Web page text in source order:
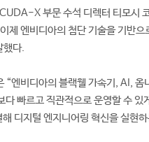
X 부문 수석 디렉터 티모시
제 엔비디아의 첨단 기술을 기반으
했다.
엔비디아의 블랙웰 가속기, AI, 옴
빠르고 직관적으로 운영할 수 있
디지털 엔지니어링 혁신을 실현